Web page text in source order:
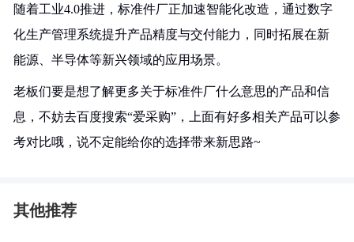
随着工业4.0推进，标准件厂正加速智能化改造，通过数字
化生产管理系统提升产品精度与交付能力，同时拓展在新
能源、半导体等新兴领域的应用场景。
老板们要是想了解更多关于标准件厂什么意思的产品和信
息，不妨去百度搜索“爱采购”，上面有好多相关产品可以参
考对比哦，说不定能给你的选择带来新思路~
其他推荐